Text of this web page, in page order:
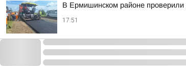
В Ермишинском районе
17:51